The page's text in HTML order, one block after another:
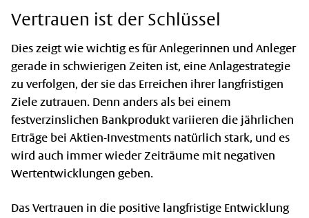
Vertrauen ist der Schlüssel
Dies zeigt wie wichtig es für Anlegerinnen und Anleger
gerade in schwierigen Zeiten ist, eine Anlagestrategie
zu verfolgen, der sie das Erreichen ihrer langfristigen
Ziele zutrauen. Denn anders als bei einem
festverzinslichen Bankprodukt variieren die jährlichen
Erträge bei Aktien-Investments natürlich stark, und es
wird auch immer wieder Zeiträume mit negativen
Wertentwicklungen geben.
Das Vertrauen in die positive langfristige Entwicklung